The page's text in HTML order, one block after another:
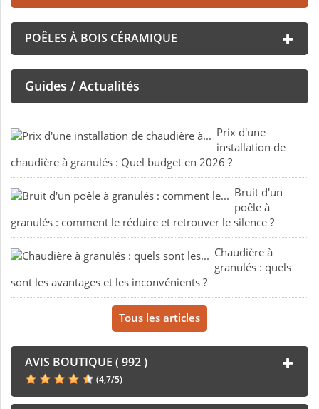
POÊLES À BOIS CÉRAMIQUE
Guides / Actualités
Prix d'une
installation de
chaudière à granulés : Quel budget en 2026 ?
Bruit d'un
poêle à
granulés : comment le réduire et retrouver le silence ?
Chaudière à
granulés : quels
sont les avantages et les inconvénients ?
Tous les articles
AVIS BOUTIQUE ( 992 )
(4,7/5)